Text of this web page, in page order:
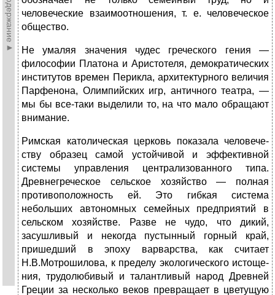
►Содержание►
человеческие взаимоот­ношения, т. е. человеческое
общество.
Не умаляя значения чудес греческого гения —
философии Платона и Аристотеля, демократических
инсти­тутов времен Перикла, архитектурного величия
Парфе­нона, Олимпийских игр, античного театра, —
мы бы все-таки выделили то, на что мало обращают
внимание.
Римская католическая церковь показала человече­
ству образец самой устойчивой и эффективной
систе­мы управления централизованного типа.
Древнегречес­кое сельское хозяйство — полная
противоположность ей. Это гибкая система
небольших автономных семей­ных предприятий в
сельском хозяйстве. Разве не чудо, что дикий,
засушливый и некогда пустынный горный край,
пришедший в эпоху варварства, как считает
Н.В.Мотрошилова, к пределу экологического истоще­
ния, трудолюбивый и талантливый народ Древней
Гре­ции за несколько веков превращает в цветущую